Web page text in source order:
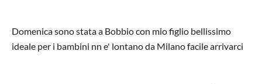
Domenica sono stata a Bobbio con mio figlio bellissimo
ideale per i bambini nn e' lontano da Milano facile arrivarci